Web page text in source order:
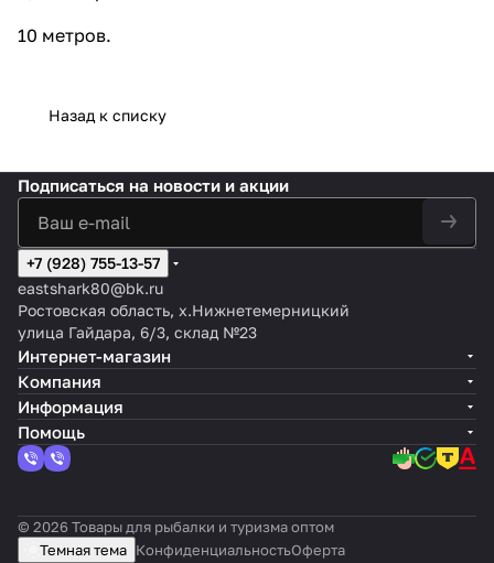
10 метров.
Назад к списку
Подписаться на новости и акции
+7 (928) 755-13-57
eastshark80@bk.ru
Ростовская область, х.Нижнетемерницкий
улица Гайдара, 6/3, склад №23
Интернет-магазин
Компания
Информация
Помощь
© 2026 Товары для рыбалки и туризма оптом
Темная тема КонфиденциальностьОферта